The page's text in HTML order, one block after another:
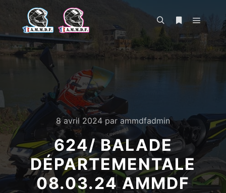
Plus d’infos
Menu
8 avril 2024 par ammdfadmin
624/ BALADE
DÉPARTEMENTALE
08.03.24 AMMDF